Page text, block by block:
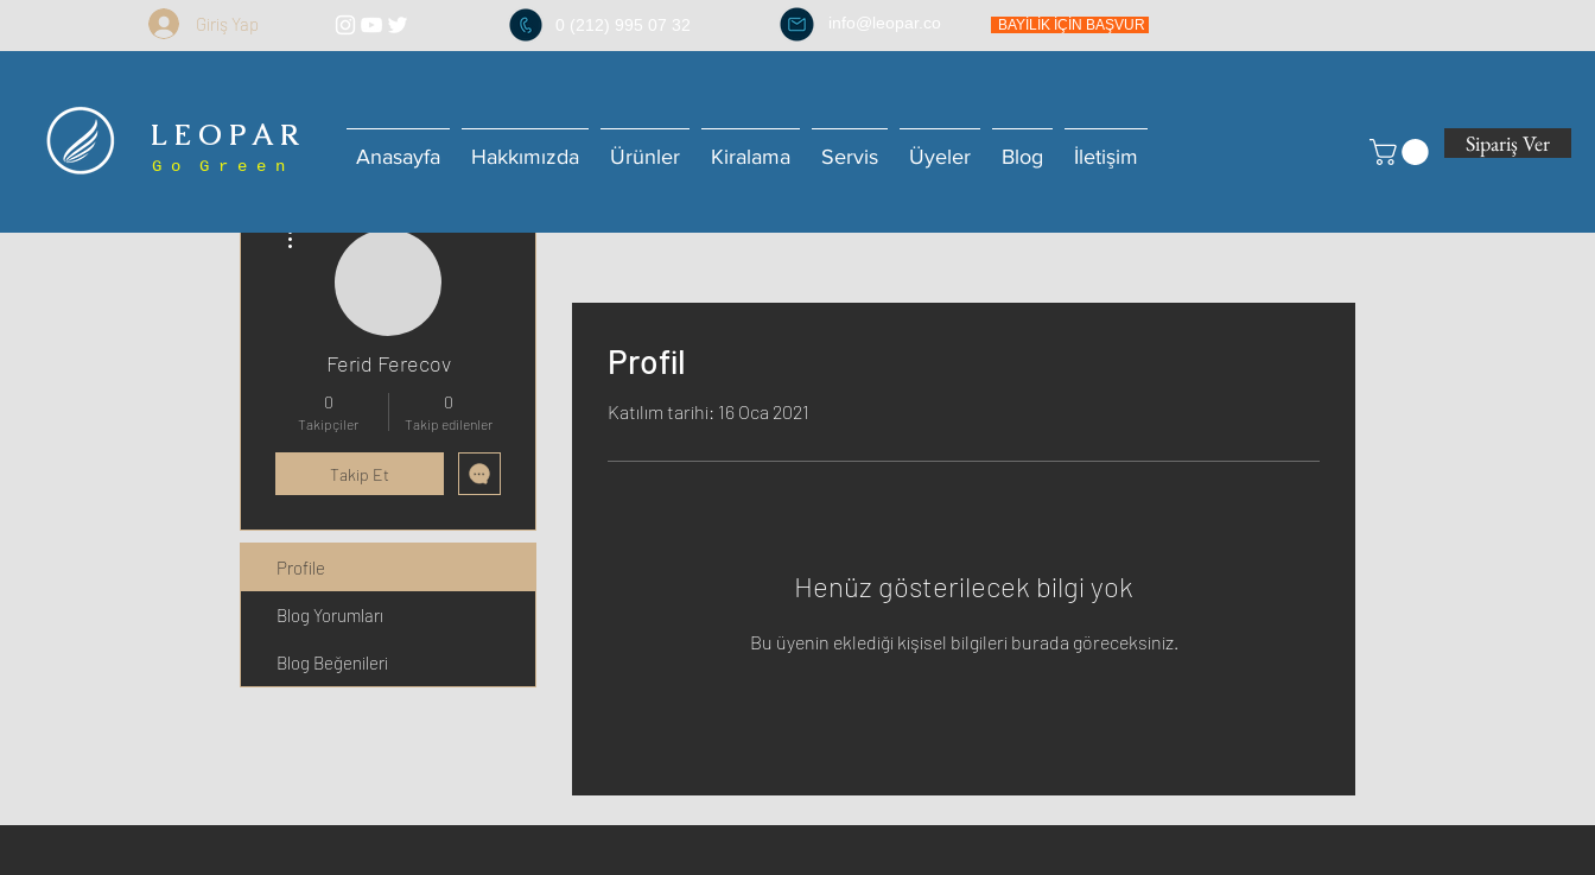
Giriş Yap 0 (212) 995 07 32 info@leopar.co BAYİLİK İÇİN BAŞVUR
L E O P A R
G o G r e e n Anasayfa Hakkımızda Ürünler Kiralama Servis Üyeler Blog İletişim Sipariş Ver
Profil
Katılım tarihi: 16 Oca 2021
Henüz gösterilecek bilgi yok
Bu üyenin eklediği kişisel bilgileri burada göreceksiniz.
Ferid Ferecov
0
Takipçiler
0
Takip edilenler
Takip Et
Profile
Blog Yorumları
Blog Beğenileri